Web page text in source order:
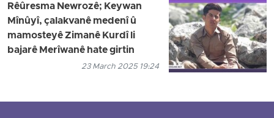
Rêûresma Newrozê; Keywan
Mînûyî, çalakvanê medenî û
mamosteyê Zimanê Kurdî li
bajarê Merîwanê hate girtin
23 March 2025 19:24